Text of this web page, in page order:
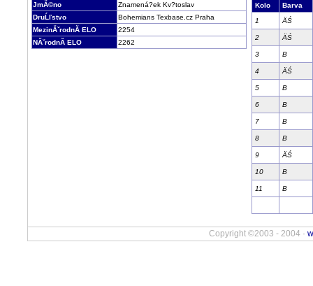
JmĂ©no
Znamená?ek Kv?toslav
DruĹľstvo
Bohemians Texbase.cz Praha
MezinĂˇrodnĂ­ ELO
2254
NĂˇrodnĂ­ ELO
2262
Kolo
Barva
1
ÄŚ
2 ÄŚ
3 B
4 ÄŚ
5 B
6 B
7 B
8 B
9 ÄŚ
10 B
11 B
Copyright ©2003 - 2004 ·